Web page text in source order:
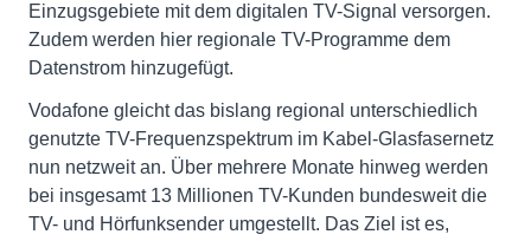
Einzugsgebiete mit dem digitalen TV-Signal versorgen.
Zudem werden hier regionale TV-Programme dem
Datenstrom hinzugefügt.
Vodafone gleicht das bislang regional unterschiedlich
genutzte TV-Frequenzspektrum im Kabel-Glasfasernetz
nun netzweit an. Über mehrere Monate hinweg werden
bei insgesamt 13 Millionen TV-Kunden bundesweit die
TV- und Hörfunksender umgestellt. Das Ziel ist es,